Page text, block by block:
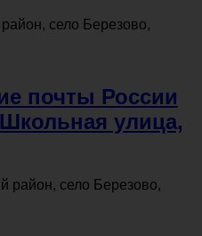
село Березово,
почты России
улица,
район, село Березово,